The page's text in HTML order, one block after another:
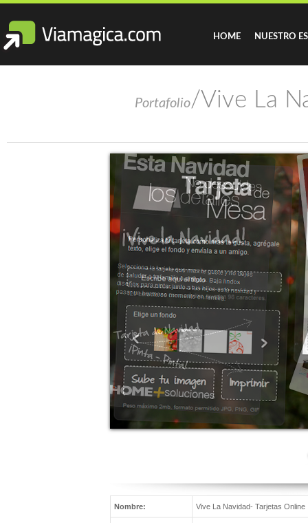
HOME NUESTRO
Portafolio/Vive La
Nombre: Vive La Navidad- Tarjetas Online